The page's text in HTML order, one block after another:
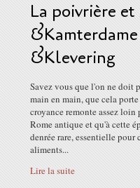
La poivrière et
&Klevering
Savez vous que l'on ne doit
main en main, que cela
croyance remonte assez
Rome antique et qu'à cette
denrée rare, essentielle pour
aliments...
Lire la suite